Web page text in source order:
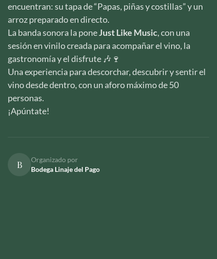
encuentran: su tapa de “Papas, piñas y costillas” y un
arroz preparado en directo.
La banda sonora la poneJust Like Music, con una
sesión en vinilo creada para acompañar el vino, la
gastronomía y el disfrute 🎶🍷
Una experiencia para descorchar, descubrir y sentir el
vino desde dentro, con un aforo máximo de 50
personas.
¡Apúntate!
B
Organizado por
Bodega Linaje del Pago